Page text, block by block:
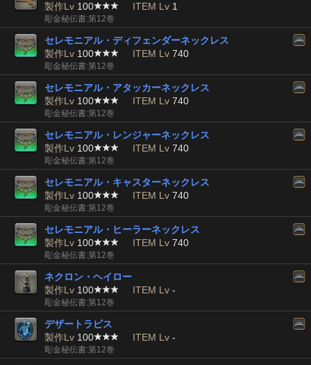
製作Lv 100 ITEM Lv 1
彫金秘伝書:第12巻
セレモニアル・ディフェンダーネックレス
製作Lv 100 ITEM Lv 740
彫金秘伝書:第12巻
セレモニアル・アタッカーネックレス
製作Lv 100 ITEM Lv 740
彫金秘伝書:第12巻
セレモニアル・レンジャーネックレス
製作Lv 100 ITEM Lv 740
彫金秘伝書:第12巻
セレモニアル・キャスターネックレス
製作Lv 100 ITEM Lv 740
彫金秘伝書:第12巻
セレモニアル・ヒーラーネックレス
製作Lv 100 ITEM Lv 740
彫金秘伝書:第12巻
ネクロン・ヘイロー
製作Lv 100 ITEM Lv -
彫金秘伝書:第12巻
デザートラピス
製作Lv 100 ITEM Lv -
彫金秘伝書:第12巻